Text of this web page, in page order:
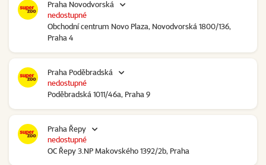
Praha Novodvorská
Obchodní centrum Novo Plaza, Novodvorská 1800/136,
Praha 4
nedostupné
Praha Poděbradská
Poděbradská 1011/46a, Praha 9
nedostupné
Praha Řepy
OC Řepy 3.NP Makovského 1392/2b, Praha
nedostupné